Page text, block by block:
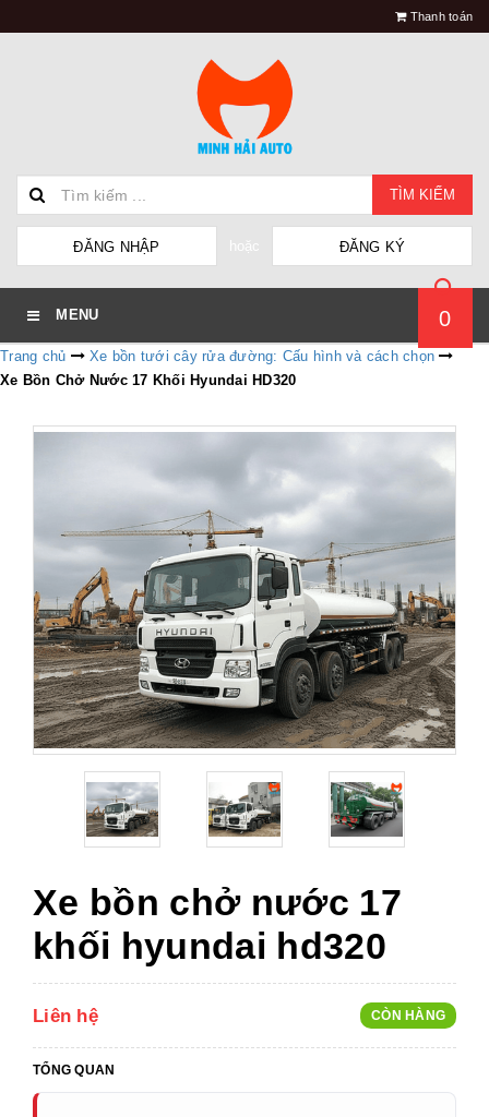
Thanh toán
TÌM KIẾM
ĐĂNG NHẬP hoặc ĐĂNG KÝ
MENU 0
Trang chủ
Xe bồn tưới cây rửa đường: Cấu hình và cách chọn
Xe Bồn Chở Nước 17 Khối Hyundai HD320
Xe bồn chở nước 17
khối hyundai hd320
Liên hệ CÒN HÀNG
TỔNG QUAN